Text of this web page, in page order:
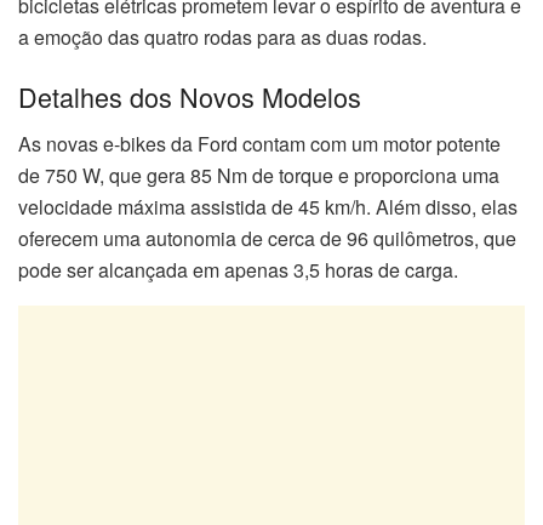
a emoção das quatro rodas para as duas rodas.
Detalhes dos Novos Modelos
As novas e-bikes da Ford contam com um motor potente
de 750 W, que gera 85 Nm de torque e proporciona uma
velocidade máxima assistida de 45 km/h. Além disso, elas
oferecem uma autonomia de cerca de 96 quilômetros, que
pode ser alcançada em apenas 3,5 horas de carga.